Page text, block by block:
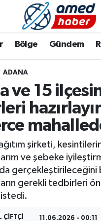
Bölge Gündem
ADANA
ve 15
şirketi,
ve şebeke
gerekli tedbirleri
istedi.
ÇIFTÇI 11.06.2026 - 00:11
& Teknoloji
Hava Durumu
Namaz Vakitleri
Trafik Yoğunluk
Haberleri
Arşivi